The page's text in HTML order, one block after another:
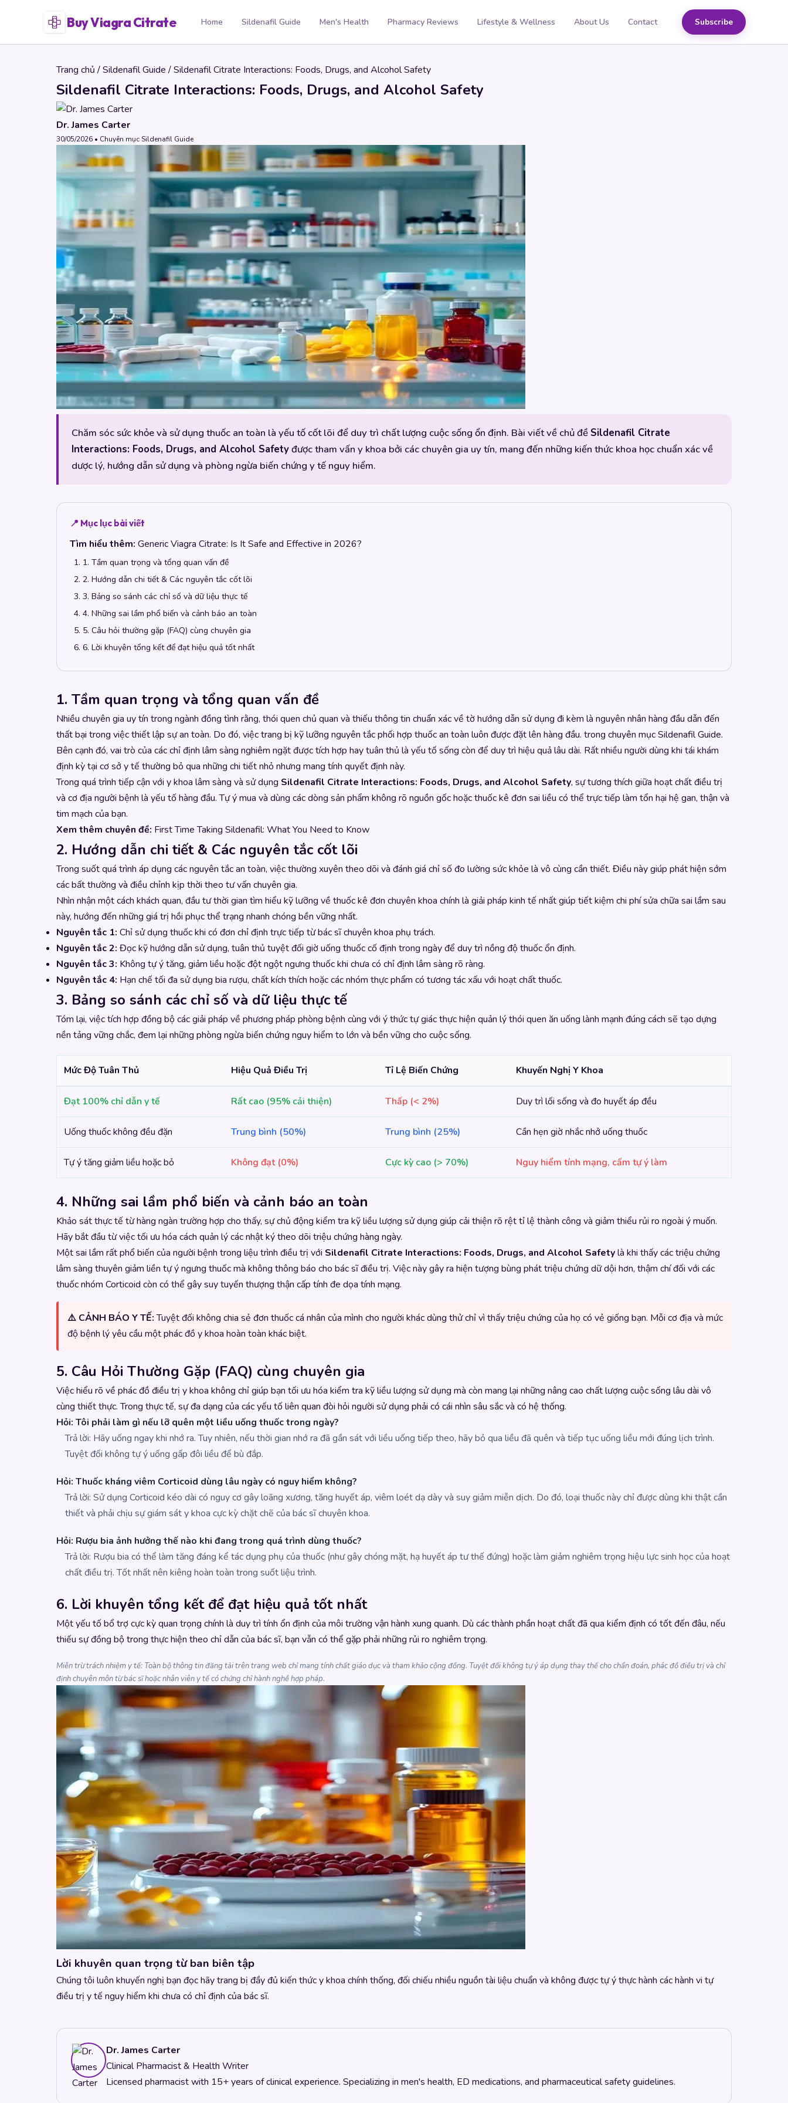
Buy Viagra Citrate Home Sildenafil Guide Men's Health Pharmacy Reviews Lifestyle & Wellness About Us Contact Subscribe
Trang chủ/Sildenafil Guide/ Sildenafil Citrate Interactions: Foods, Drugs, and Alcohol Safety
Sildenafil Citrate Interactions: Foods, Drugs, and Alcohol Safety
Dr. James Carter
30/05/2026 • Chuyên mục Sildenafil Guide
Chăm sóc sức khỏe và sử dụng thuốc an toàn là yếu tố cốt lõi để duy trì chất lượng cuộc sống ổn định. Bài viết về chủ đề Sildenafil Citrate
Interactions: Foods, Drugs, and Alcohol Safetyđược tham vấn y khoa bởi các chuyên gia uy tín, mang đến những kiến thức khoa học chuẩn xác về
dược lý, hướng dẫn sử dụng và phòng ngừa biến chứng y tế nguy hiểm.
📍 Mục lục bài viết
Tìm hiểu thêm: Generic Viagra Citrate: Is It Safe and Effective in 2026?
1. Tầm quan trọng và tổng quan vấn đề
2. Hướng dẫn chi tiết & Các nguyên tắc cốt lõi
3. Bảng so sánh các chỉ số và dữ liệu thực tế
4. Những sai lầm phổ biến và cảnh báo an toàn
5. Câu hỏi thường gặp (FAQ) cùng chuyên gia
6. Lời khuyên tổng kết để đạt hiệu quả tốt nhất
1. Tầm quan trọng và tổng quan vấn đề
Nhiều chuyên gia uy tín trong ngành đồng tình rằng, thói quen chủ quan và thiếu thông tin chuẩn xác về tờ hướng dẫn sử dụng đi kèm là nguyên nhân hàng đầu dẫn đến
thất bại trong việc thiết lập sự an toàn. Do đó, việc trang bị kỹ lưỡng nguyên tắc phối hợp thuốc an toàn luôn được đặt lên hàng đầu. trong chuyên mụcSildenafil Guide.
Bên cạnh đó, vai trò của các chỉ định lâm sàng nghiêm ngặt được tích hợp hay tuân thủ là yếu tố sống còn để duy trì hiệu quả lâu dài. Rất nhiều người dùng khi tái khám
định kỳ tại cơ sở y tế thường bỏ qua những chi tiết nhỏ nhưng mang tính quyết định này.
Trong quá trình tiếp cận với y khoa lâm sàng và sử dụng Sildenafil Citrate Interactions: Foods, Drugs, and Alcohol Safety, sự tương thích giữa hoạt chất điều trị
và cơ địa người bệnh là yếu tố hàng đầu. Tự ý mua và dùng các dòng sản phẩm không rõ nguồn gốc hoặc thuốc kê đơn sai liều có thể trực tiếp làm tổn hại hệ gan, thận và
tim mạch của bạn.
Xem thêm chuyên đề: First Time Taking Sildenafil: What You Need to Know
2. Hướng dẫn chi tiết & Các nguyên tắc cốt lõi
Trong suốt quá trình áp dụng các nguyên tắc an toàn, việc thường xuyên theo dõi và đánh giá chỉ số đo lường sức khỏe là vô cùng cần thiết. Điều này giúp phát hiện sớm
các bất thường và điều chỉnh kịp thời theo tư vấn chuyên gia.
Nhìn nhận một cách khách quan, đầu tư thời gian tìm hiểu kỹ lưỡng về thuốc kê đơn chuyên khoa chính là giải pháp kinh tế nhất giúp tiết kiệm chi phí sửa chữa sai lầm sau
này, hướng đến những giá trị hồi phục thể trạng nhanh chóng bền vững nhất.
Nguyên tắc 1: Chỉ sử dụng thuốc khi có đơn chỉ định trực tiếp từ bác sĩ chuyên khoa phụ trách.
Nguyên tắc 2: Đọc kỹ hướng dẫn sử dụng, tuân thủ tuyệt đối giờ uống thuốc cố định trong ngày để duy trì nồng độ thuốc ổn định.
Nguyên tắc 3: Không tự ý tăng, giảm liều hoặc đột ngột ngưng thuốc khi chưa có chỉ định lâm sàng rõ ràng.
Nguyên tắc 4: Hạn chế tối đa sử dụng bia rượu, chất kích thích hoặc các nhóm thực phẩm có tương tác xấu với hoạt chất thuốc.
3. Bảng so sánh các chỉ số và dữ liệu thực tế
Tóm lại, việc tích hợp đồng bộ các giải pháp về phương pháp phòng bệnh cùng với ý thức tự giác thực hiện quản lý thói quen ăn uống lành mạnh đúng cách sẽ tạo dựng
nền tảng vững chắc, đem lại những phòng ngừa biến chứng nguy hiểm to lớn và bền vững cho cuộc sống.
Mức Độ Tuân Thủ Hiệu Quả Điều Trị Tỉ Lệ Biến Chứng Khuyến Nghị Y Khoa
Đạt 100% chỉ dẫn y tế Rất cao (95% cải thiện) Thấp (< 2%) Duy trì lối sống và đo huyết áp đều
Uống thuốc không đều đặn Trung bình (50%) Trung bình (25%) Cần hẹn giờ nhắc nhở uống thuốc
Tự ý tăng giảm liều hoặc bỏ Không đạt (0%) Cực kỳ cao (> 70%) Nguy hiểm tính mạng, cấm tự ý làm
4. Những sai lầm phổ biến và cảnh báo an toàn
Khảo sát thực tế từ hàng ngàn trường hợp cho thấy, sự chủ động kiểm tra kỹ liều lượng sử dụng giúp cải thiện rõ rệt tỉ lệ thành công và giảm thiểu rủi ro ngoài ý muốn.
Hãy bắt đầu từ việc tối ưu hóa cách quản lý các nhật ký theo dõi triệu chứng hàng ngày.
Một sai lầm rất phổ biến của người bệnh trong liệu trình điều trị với Sildenafil Citrate Interactions: Foods, Drugs, and Alcohol Safetylà khi thấy các triệu chứng
lâm sàng thuyên giảm liền tự ý ngưng thuốc mà không thông báo cho bác sĩ điều trị. Việc này gây ra hiện tượng bùng phát triệu chứng dữ dội hơn, thậm chí đối với các
thuốc nhóm Corticoid còn có thể gây suy tuyến thượng thận cấp tính đe dọa tính mạng.
⚠️ CẢNH BÁO Y TẾ:Tuyệt đối không chia sẻ đơn thuốc cá nhân của mình cho người khác dùng thử chỉ vì thấy triệu chứng của họ có vẻ giống bạn. Mỗi cơ địa và mức
độ bệnh lý yêu cầu một phác đồ y khoa hoàn toàn khác biệt.
5. Câu Hỏi Thường Gặp (FAQ) cùng chuyên gia
Việc hiểu rõ về phác đồ điều trị y khoa không chỉ giúp bạn tối ưu hóa kiểm tra kỹ liều lượng sử dụng mà còn mang lại những nâng cao chất lượng cuộc sống lâu dài vô
cùng thiết thực. Trong thực tế, sự đa dạng của các yếu tố liên quan đòi hỏi người sử dụng phải có cái nhìn sâu sắc và có hệ thống.
Hỏi: Tôi phải làm gì nếu lỡ quên một liều uống thuốc trong ngày?
Trả lời: Hãy uống ngay khi nhớ ra. Tuy nhiên, nếu thời gian nhớ ra đã gần sát với liều uống tiếp theo, hãy bỏ qua liều đã quên và tiếp tục uống liều mới đúng lịch trình.
Tuyệt đối không tự ý uống gấp đôi liều để bù đắp.
Hỏi: Thuốc kháng viêm Corticoid dùng lâu ngày có nguy hiểm không?
Trả lời: Sử dụng Corticoid kéo dài có nguy cơ gây loãng xương, tăng huyết áp, viêm loét dạ dày và suy giảm miễn dịch. Do đó, loại thuốc này chỉ được dùng khi thật cần
thiết và phải chịu sự giám sát y khoa cực kỳ chặt chẽ của bác sĩ chuyên khoa.
Hỏi: Rượu bia ảnh hưởng thế nào khi đang trong quá trình dùng thuốc?
Trả lời: Rượu bia có thể làm tăng đáng kể tác dụng phụ của thuốc (như gây chóng mặt, hạ huyết áp tư thế đứng) hoặc làm giảm nghiêm trọng hiệu lực sinh học của hoạt
chất điều trị. Tốt nhất nên kiêng hoàn toàn trong suốt liệu trình.
6. Lời khuyên tổng kết để đạt hiệu quả tốt nhất
Một yếu tố bổ trợ cực kỳ quan trọng chính là duy trì tính ổn định của môi trường vận hành xung quanh. Dù các thành phần hoạt chất đã qua kiểm định có tốt đến đâu, nếu
thiếu sự đồng bộ trong thực hiện theo chỉ dẫn của bác sĩ, bạn vẫn có thể gặp phải những rủi ro nghiêm trọng.
Miễn trừ trách nhiệm y tế: Toàn bộ thông tin đăng tải trên trang web chỉ mang tính chất giáo dục và tham khảo cộng đồng. Tuyệt đối không tự ý áp dụng thay thế cho chẩn đoán, phác đồ điều trị và chỉ
định chuyên môn từ bác sĩ hoặc nhân viên y tế có chứng chỉ hành nghề hợp pháp.
Lời khuyên quan trọng từ ban biên tập
Chúng tôi luôn khuyến nghị bạn đọc hãy trang bị đầy đủ kiến thức y khoa chính thống, đối chiếu nhiều nguồn tài liệu chuẩn và không được tự ý thực hành các hành vi tự
điều trị y tế nguy hiểm khi chưa có chỉ định của bác sĩ.
Dr. James Carter
Clinical Pharmacist & Health Writer
Licensed pharmacist with 15+ years of clinical experience. Specializing in men's health, ED medications, and pharmaceutical safety guidelines.